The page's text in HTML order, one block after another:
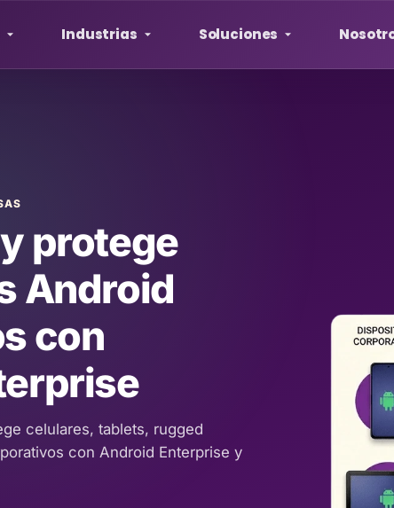
Industrias Soluciones
protege
Android
con
celulares, tablets, rugged
con Android Enterprise y